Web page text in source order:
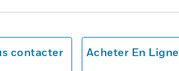
contacter Acheter En Ligne